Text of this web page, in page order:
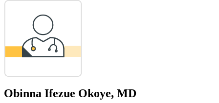
Obinna Ifezue Okoye, MD